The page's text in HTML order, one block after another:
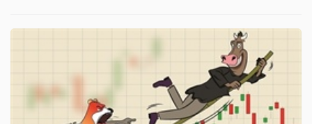
NGUYÊN